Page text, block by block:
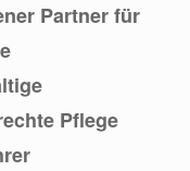
Partner für
Pflege